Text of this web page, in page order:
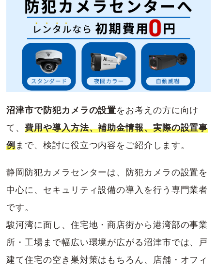
沼津市で防犯カメラの設置をお考えの方に向け
て、費用や導入方法、補助金情報、実際の設置事
例まで、検討に役立つ内容をご紹介します。
静岡防犯カメラセンターは、防犯カメラの設置を
中心に、セキュリティ設備の導入を行う専門業者
です。
駿河湾に面し、住宅地・商店街から港湾部の事業
所・工場まで幅広い環境が広がる沼津市では、戸
建て住宅の空き巣対策はもちろん、店舗・オフィ